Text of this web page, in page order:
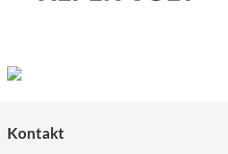
Kontakt